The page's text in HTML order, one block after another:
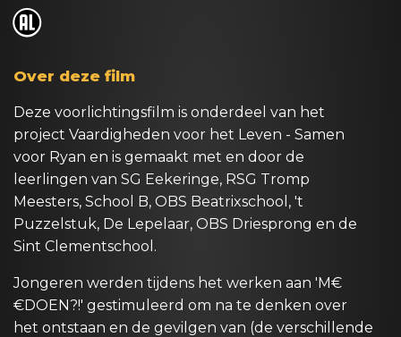
o
Over deze film
Deze voorlichtingsfilm is onderdeel van het
project Vaardigheden voor het Leven - Samen
voor Ryan en is gemaakt met en door de
leerlingen van SG Eekeringe, RSG Tromp
Meesters, School B, OBS Beatrixschool, 't
Puzzelstuk, De Lepelaar, OBS Driesprong en de
Sint Clementschool.
Jongeren werden tijdens het werken aan 'M€
€DOEN?!' gestimuleerd om na te denken over
het ontstaan en de gevilgen van (de verschillende